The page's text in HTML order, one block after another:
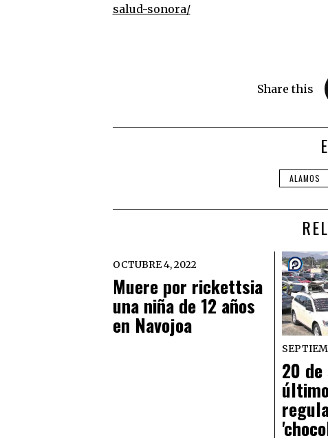
salud-sonora/
Share this
ALAMOS
OCTUBRE 4, 2022
Muere por rickettsia
una niña de 12 años
en Navojoa
20